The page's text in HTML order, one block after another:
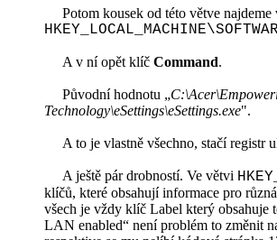
Potom kousek od této větve najdeme
A v ní opět klíč Command.
Původní hodnotu „
Technology\eSettings\eSettings.exe".
A to je vlastně všechno, stačí registr
A ještě pár drobností. Ve větvi
klíčů, které obsahují informace pro
všech je vždy klíč Label který obsahuje
LAN enabled“ není problém to změnit